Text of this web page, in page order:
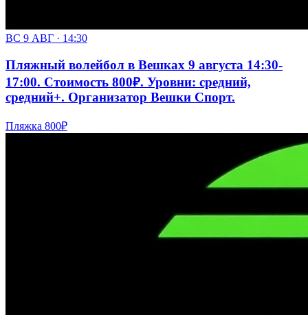
ВС 9 АВГ · 14:30
Пляжный волейбол в Вешках 9 августа 14:30-
17:00. Стоимость 800₽. Уровни: средний,
средний+. Организатор Вешки Спорт.
Пляжка 800₽